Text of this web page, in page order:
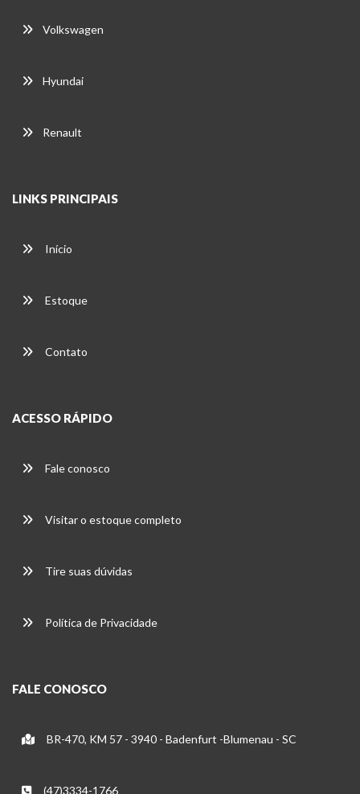
Volkswagen
Hyundai
Renault
LINKS PRINCIPAIS
Início
Estoque
Contato
ACESSO RÁPIDO
Fale conosco
Visitar o estoque completo
Tire suas dúvidas
Política de Privacidade
FALE CONOSCO
BR-470, KM 57 - 3940 - Badenfurt -Blumenau - SC
(47)3334-1766